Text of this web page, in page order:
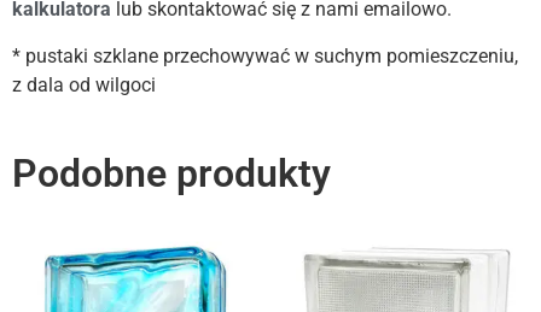
kalkulatora lub skontaktować się z nami emailowo.
* pustaki szklane przechowywać w suchym pomieszczeniu,
z dala od wilgoci
Podobne produkty